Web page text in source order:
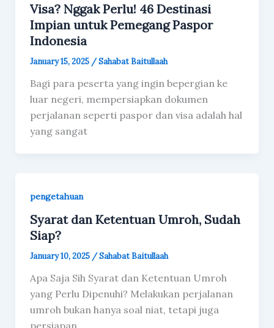
Visa? Nggak Perlu! 46 Destinasi
Impian untuk Pemegang Paspor
Indonesia
January 15, 2025 /Sahabat Baitullaah
Bagi para peserta yang ingin bepergian ke
luar negeri, mempersiapkan dokumen
perjalanan seperti paspor dan visa adalah hal
yang sangat
pengetahuan
Syarat dan Ketentuan Umroh, Sudah
Siap?
January 10, 2025 /Sahabat Baitullaah
Apa Saja Sih Syarat dan Ketentuan Umroh
yang Perlu Dipenuhi? Melakukan perjalanan
umroh bukan hanya soal niat, tetapi juga
persiapan